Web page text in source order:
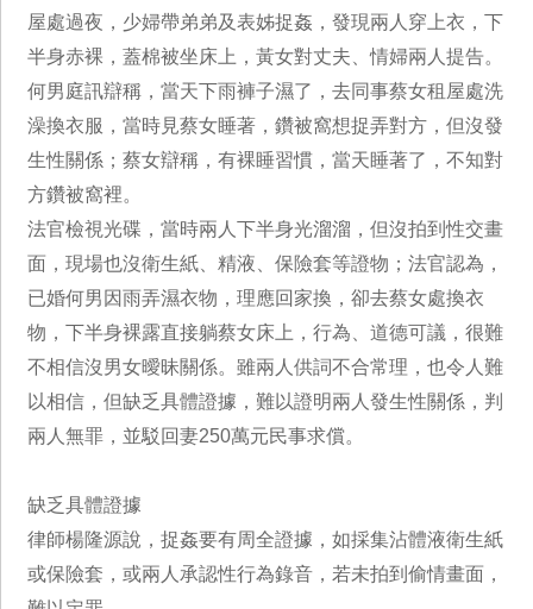
屋處過夜，少婦帶弟弟及表姊捉姦，發現兩人穿上衣，下
半身赤裸，蓋棉被坐床上，黃女對丈夫、情婦兩人提告。
何男庭訊辯稱，當天下雨褲子濕了，去同事蔡女租屋處洗
澡換衣服，當時見蔡女睡著，鑽被窩想捉弄對方，但沒發
生性關係；蔡女辯稱，有裸睡習慣，當天睡著了，不知對
方鑽被窩裡。
法官檢視光碟，當時兩人下半身光溜溜，但沒拍到性交畫
面，現場也沒衛生紙、精液、保險套等證物；法官認為，
已婚何男因雨弄濕衣物，理應回家換，卻去蔡女處換衣
物，下半身裸露直接躺蔡女床上，行為、道德可議，很難
不相信沒男女曖昧關係。雖兩人供詞不合常理，也令人難
以相信，但缺乏具體證據，難以證明兩人發生性關係，判
兩人無罪，並駁回妻250萬元民事求償。
缺乏具體證據
律師楊隆源說，捉姦要有周全證據，如採集沾體液衛生紙
或保險套，或兩人承認性行為錄音，若未拍到偷情畫面，